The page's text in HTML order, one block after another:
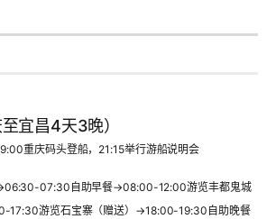
宜昌4天3晚）
重庆码头登船，21:15举行游船说明会
07:30自助早餐→08:00-12:00游览丰都鬼城
17:30游览石宝寨（赠送）→18:00-19:30自助晚餐